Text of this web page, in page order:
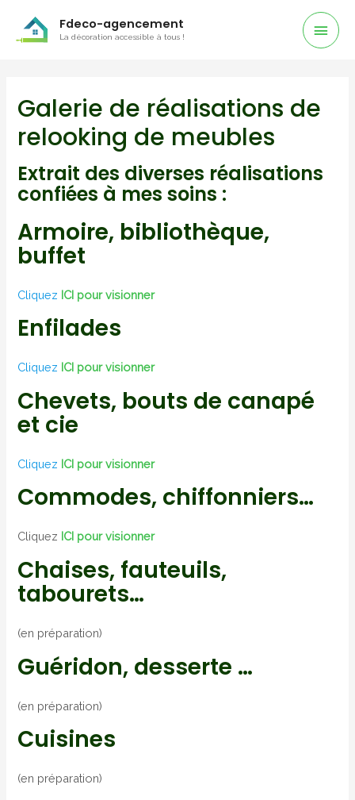
Fdeco-agencement
La décoration accessible à tous !
Galerie de réalisations de
relooking de meubles
Extrait des diverses réalisations
confiées à mes soins :
Armoire, bibliothèque,
buffet
Cliquez ICI pour visionner
Enfilades
Cliquez ICI pour visionner
Chevets, bouts de canapé
et cie
Cliquez ICI pour visionner
Commodes, chiffonniers…
Cliquez ICI pour visionner
Chaises, fauteuils,
tabourets…
(en préparation)
Guéridon, desserte …
(en préparation)
Cuisines
(en préparation)